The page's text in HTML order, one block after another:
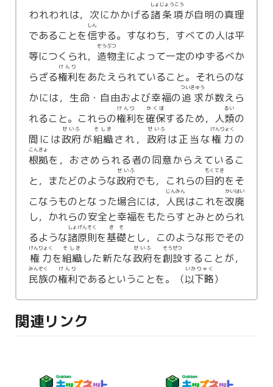
われわれは，次にかかげる諸条項
しょじょうこう
が自明の真理
であることを信
しん
ずる。すなわち，すべての人は平
等につくられ， 造物
ぞうぶつ
主によって一定のゆずるべか
らざる権利
けんり
をあたえられていること。それらのな
かには，生命・自由および幸福の追求
ついきゅう
が数えら
れること。これらの権利
けんり
を確保
かくほ
するため，人類
るい
の
間には政府
せいふ
が組織
そしき
され， 政府
せいふ
は正当な権力
けんりょく
の
根拠
こんきょ
を，おさめられる者の同意からえているこ
と，またどのような政府
せいふ
でも，これらの目的
もくてき
をそ
こなうものとなった場合には， 人民
じんみん
はこれを改廃
かいはい
し，かれらの安全と幸福をもたらすとみとめられ
るような諸原則
しょげんそく
を基礎
きそ
とし，このような形でその
権力
けんりょく
を組織
そしき
した新たな政府
せいふ
を創設
そうせつ
することが，
民族
みんぞく
の権利
けんり
であるということを。（以下略
いかりゃく
）
関連リンク